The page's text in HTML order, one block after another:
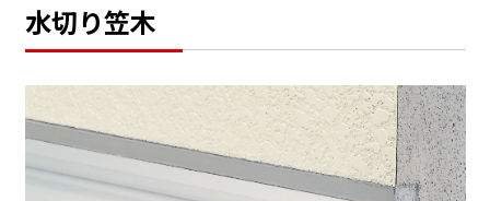
水切り笠木